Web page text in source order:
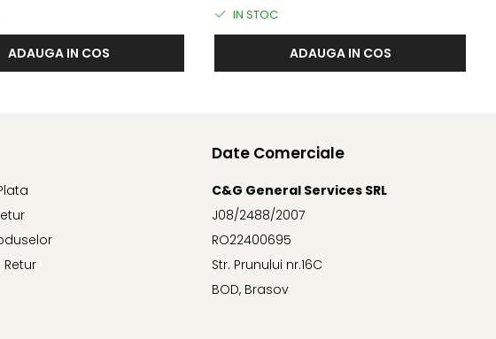
timpii de scanare pentru a vă ajuta clienții să lucreze mai eficient și mai
ADAUGA IN COS
IN STOC
ADAUGA IN COS
Date Comerciale
C&G General Services SRL
J08/2488/2007
RO22400695
Str. Prunului nr.16C
BOD, Brasov